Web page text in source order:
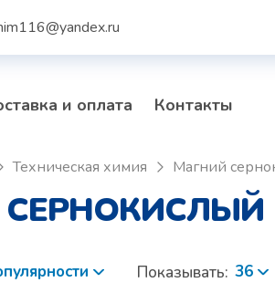
и оплата Контакты
Техническая химия Магний
Показывать: 36